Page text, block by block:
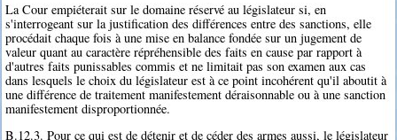
La Cour empiéterait sur le domaine réservé au législateur si, en
s'interrogeant sur la justification des différences entre des sanctions, elle
procédait chaque fois à une mise en balance fondée sur un jugement de
valeur quant au caractère répréhensible des faits en cause par rapport à
d'autres faits punissables commis et ne limitait pas son examen aux cas
dans lesquels le choix du législateur est à ce point incohérent qu'il aboutit à
une différence de traitement manifestement déraisonnable ou à une sanction
manifestement disproportionnée.
B.12.3. Pour ce qui est de détenir et de céder des armes aussi, le législateur